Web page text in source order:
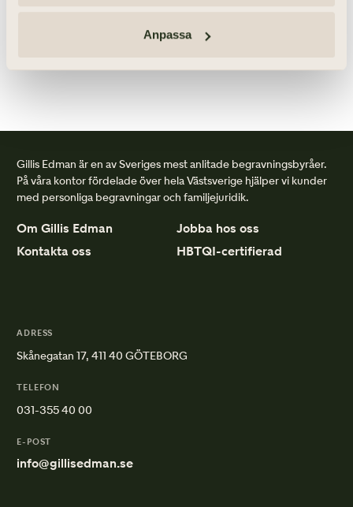
Anpassa
Gillis Edman är en av Sveriges mest anlitade begravningsbyråer.
På våra kontor fördelade över hela Västsverige hjälper vi kunder
med personliga begravningar och familjejuridik.
Om Gillis Edman
Jobba hos oss
Kontakta oss
HBTQI-certifierad
ADRESS
Skånegatan 17, 411 40 GÖTEBORG
TELEFON
031-355 40 00
E-POST
info@gillisedman.se